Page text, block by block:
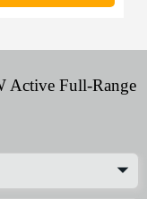
Active Full-Range